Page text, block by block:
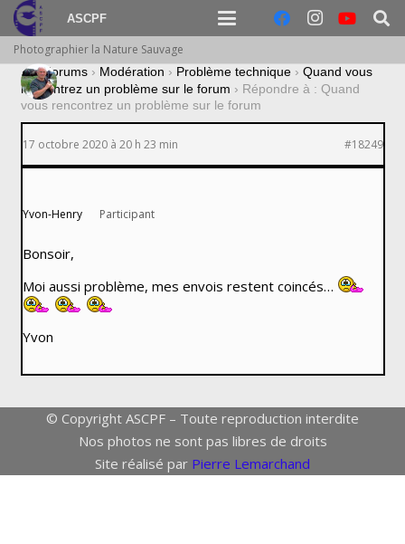
ASCPF
Photographier la Nature Sauvage
› Forums › Modération › Problème technique › Quand vous
rencontrez un problème sur le forum › Répondre à : Quand
vous rencontrez un problème sur le forum
17 octobre 2020 à 20 h 23 min #18249
Yvon-Henry Participant
Bonsoir,
Moi aussi problème, mes envois restent coincés…
Yvon
© Copyright ASCPF – Toute reproduction interdite
Nos photos ne sont pas libres de droits
Site réalisé par Pierre Lemarchand